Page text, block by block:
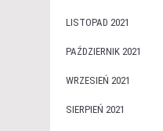
LISTOPAD 2021
PAŹDZIERNIK 2021
WRZESIEŃ 2021
SIERPIEŃ 2021